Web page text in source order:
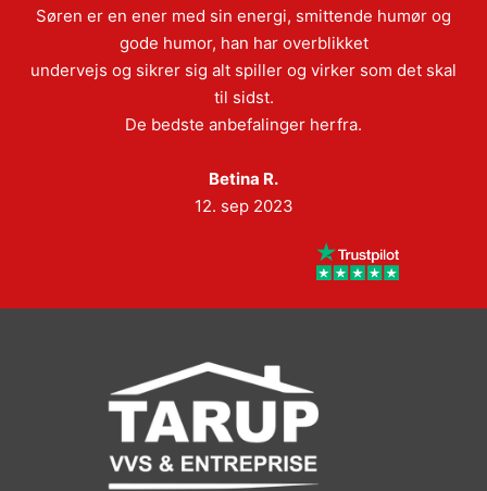
Søren er en ener med sin energi, smittende humør og
gode humor, han har overblikket
undervejs og sikrer sig alt spiller og virker som det skal
til sidst.
De bedste anbefalinger herfra.
Betina R.
12. sep 2023